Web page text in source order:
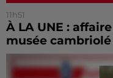
11h51
À LA UNE :
musée